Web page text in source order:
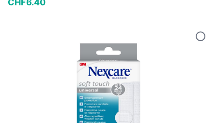
CHF6.40
In den Warenkorb